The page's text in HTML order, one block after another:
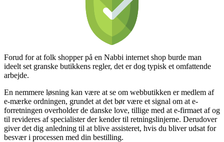
Forud for at folk shopper på en Nabbi internet shop burde man
ideelt set granske butikkens regler, det er dog typisk et omfattende
arbejde.
En nemmere løsning kan være at se om webbutikken er medlem af
e-mærke ordningen, grundet at det bør være et signal om at e-
forretningen overholder de danske love, tillige med at e-firmaet af og
til revideres af specialister der kender til retningslinjerne. Derudover
giver det dig anledning til at blive assisteret, hvis du bliver udsat for
besvær i processen med din bestilling.